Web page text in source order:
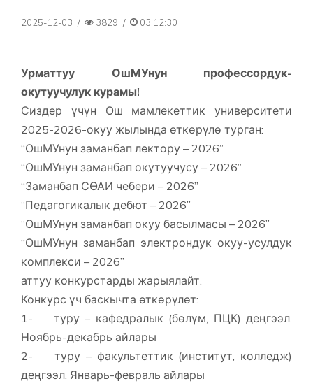
2025-12-03 / 3829 / 03:12:30
Урматтуу ОшМУнун профессордук-
окутуучулук курамы!
Сиздер үчүн Ош мамлекеттик университети
2025-2026-окуу жылында өткөрүлө турган:
“ОшМУнун заманбап лектору – 2026”
“ОшМУнун заманбап окутуучусу – 2026”
“Заманбап СӨАИ чебери – 2026”
“Педагогикалык дебют – 2026”
“ОшМУнун заманбап окуу басылмасы – 2026”
“ОшМУнун заманбап электрондук окуу-усулдук
комплекси – 2026”
аттуу конкурстарды жарыялайт.
Конкурс үч баскычта өткөрүлөт:
1- туру – кафедралык (бөлүм, ПЦК) деңгээл.
Ноябрь-декабрь айлары
2- туру – факультеттик (институт, колледж)
деңгээл. Январь-февраль айлары